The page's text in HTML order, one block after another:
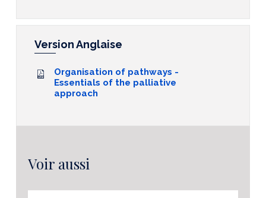
Version Anglaise
Organisation of pathways -
Essentials of the palliative
approach
Voir aussi